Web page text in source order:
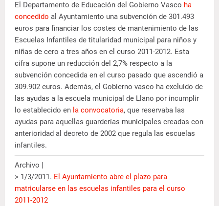
El Departamento de Educación del Gobierno Vasco ha
concedido al Ayuntamiento una subvención de 301.493
euros para financiar los costes de mantenimiento de las
Escuelas Infantiles de titularidad municipal para niños y
niñas de cero a tres años en el curso 2011-2012. Esta
cifra supone un reducción del 2,7% respecto a la
subvención concedida en el curso pasado que ascendió a
309.902 euros. Además, el Gobierno vasco ha excluido de
las ayudas a la escuela municipal de Llano por incumplir
lo establecido en la convocatoria, que reservaba las
ayudas para aquellas guarderías municipales creadas con
anterioridad al decreto de 2002 que regula las escuelas
infantiles.
Archivo |
> 1/3/2011. El Ayuntamiento abre el plazo para
matricularse en las escuelas infantiles para el curso
2011-2012